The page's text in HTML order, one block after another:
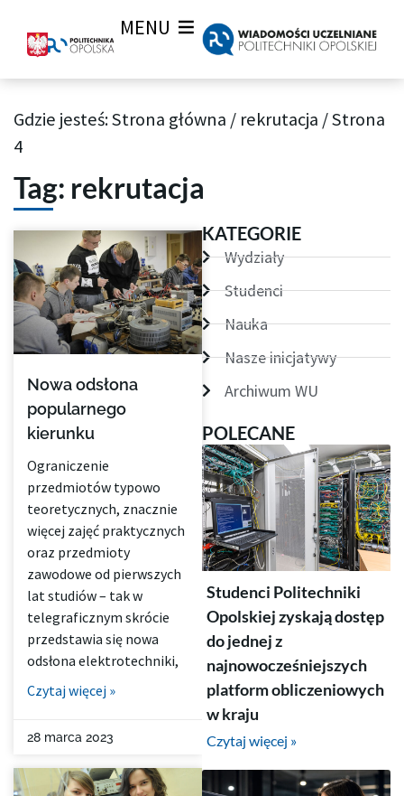
MENU
Archiwum Tagów aktualności Wiadomości uczelnianych
Gdzie jesteś:Strona główna / rekrutacja /Strona
4
Tag: rekrutacja
Nowa odsłona
popularnego
kierunku
Ograniczenie
przedmiotów typowo
teoretycznych, znacznie
więcej zajęć praktycznych
oraz przedmioty
zawodowe od pierwszych
lat studiów – tak w
telegraficznym skrócie
przedstawia się nowa
odsłona elektrotechniki,
Czytaj więcej »
28 marca 2023
StronaStronaStrona
StronaStronaStrona StronaKATEGORIE
Wydziały
Studenci
Nauka
Nasze inicjatywy
Archiwum WU
POLECANE
Studenci Politechniki
Opolskiej zyskają dostęp
do jednej z
najnowocześniejszych
platform obliczeniowych
w kraju
Czytaj więcej »